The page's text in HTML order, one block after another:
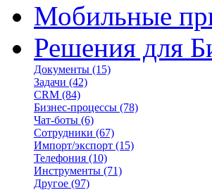
Мобильные
Решения для
Документы (15)
Задачи (42)
CRM (84)
Бизнес-процессы (78)
Чат-боты (6)
Сотрудники (67)
Импорт/экспорт (15)
Телефония (10)
Инструменты (71)
Другое (97)